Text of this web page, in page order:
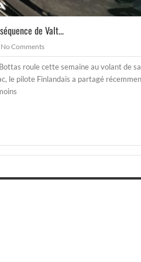
de Valt...
No Comments
roule cette semaine au volant de sa
le pilote Finlandais a partagé